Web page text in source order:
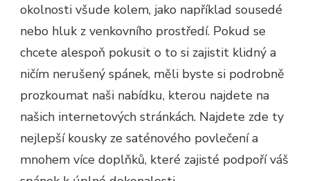
okolnosti všude kolem, jako například sousedé
nebo hluk z venkovního prostředí. Pokud se
chcete alespoň pokusit o to si zajistit klidný a
ničím nerušený spánek, měli byste si podrobně
prozkoumat naši nabídku, kterou najdete na
našich internetových stránkách. Najdete zde ty
nejlepší kousky ze saténového povlečení a
mnohem více doplňků, které zajisté podpoří váš